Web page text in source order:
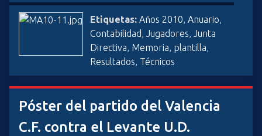
Etiquetas: Años 2010, Anuario,
Contabilidad, Jugadores, Junta
Directiva, Memoria, plantilla,
Resultados, Técnicos
Póster del partido del Valencia
C.F. contra el Levante U.D.